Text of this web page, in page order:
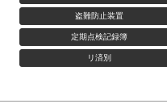
盗難防止装置
定期点検記録簿
リ済別